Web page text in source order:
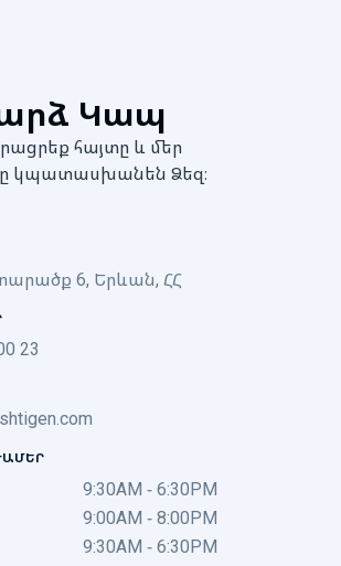
Կապ
հայտը և մեր
կպատասխանեն Ձեզ։
6, Երևան, ՀՀ
23
9:30AM - 6:30PM
9:00AM - 8:00PM
9:30AM - 6:30PM